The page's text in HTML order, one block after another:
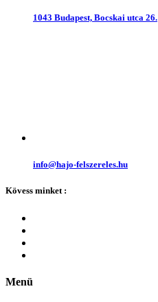
1043 Budapest, Bocskai utca 26.
info@hajo-felszereles.hu
Kövess minket :
Menü